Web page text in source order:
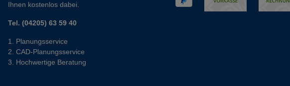
Ihnen kostenlos dabei.
Tel. (04205) 63 59 40
Planungsservice
CAD-Planungsservice
Hochwertige Beratung